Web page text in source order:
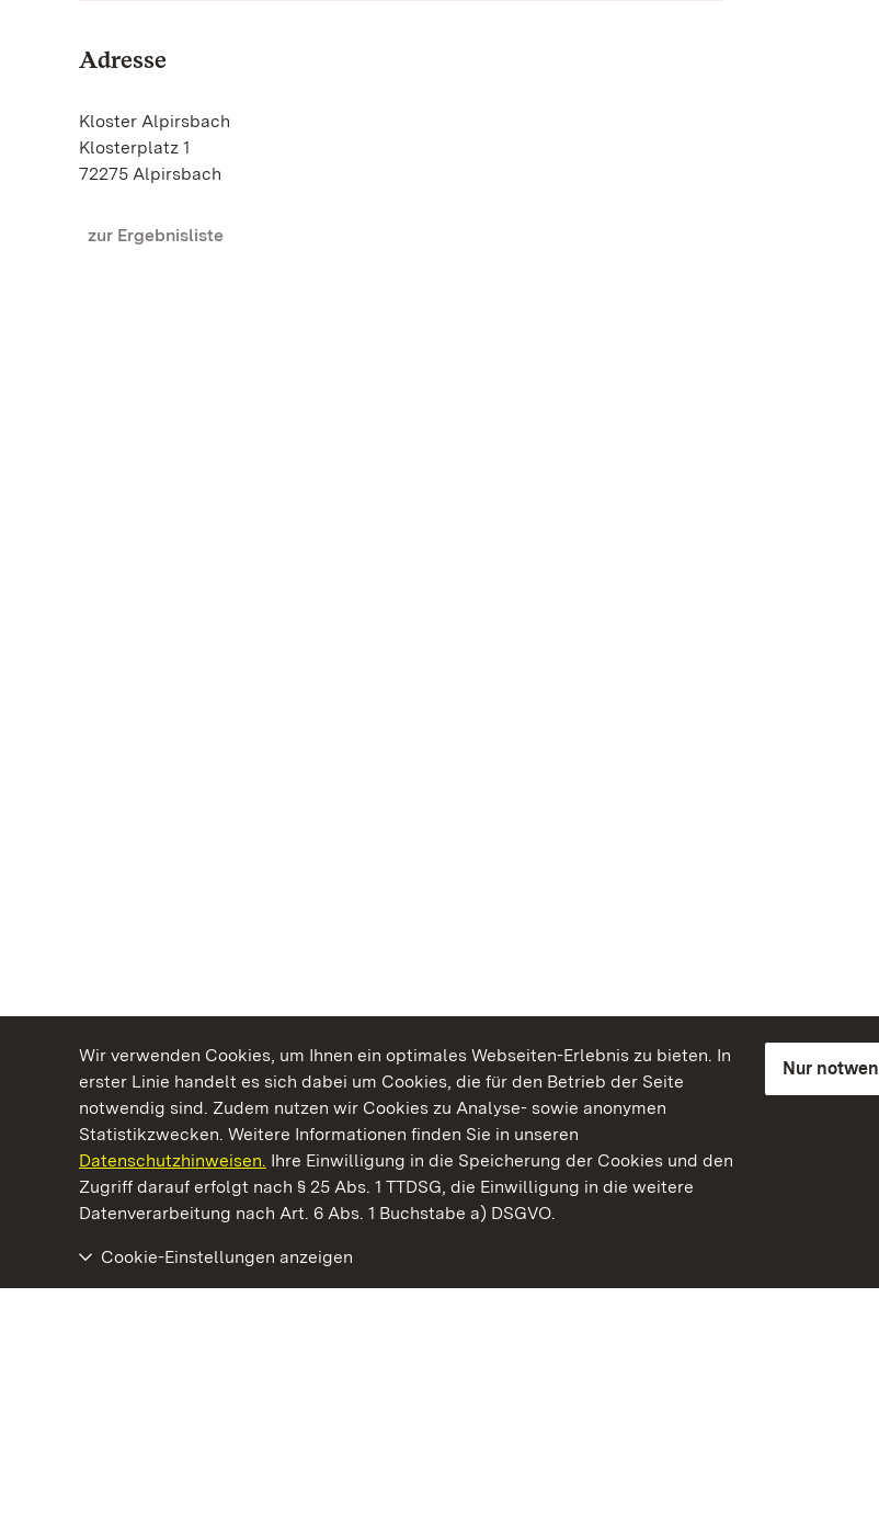
Wir verwenden Cookies, um Ihnen ein optimales Webseiten-Erlebnis zu bieten. In
erster Linie handelt es sich dabei um Cookies, die für den Betrieb der Seite
notwendig sind. Zudem nutzen wir Cookies zu Analyse- sowie anonymen
Statistikzwecken. Weitere Informationen finden Sie in unseren
Datenschutzhinweisen. Ihre Einwilligung in die Speicherung der Cookies und den
Zugriff darauf erfolgt nach § 25 Abs. 1 TTDSG, die Einwilligung in die weitere
Datenverarbeitung nach Art. 6 Abs. 1 Buchstabe a) DSGVO.
Nur
Cookie-Einstellungen anzeigen
Adresse
Kloster Alpirsbach
Klosterplatz 1
72275 Alpirsbach
zur Ergebnisliste
Kommen. Staunen. Genießen.